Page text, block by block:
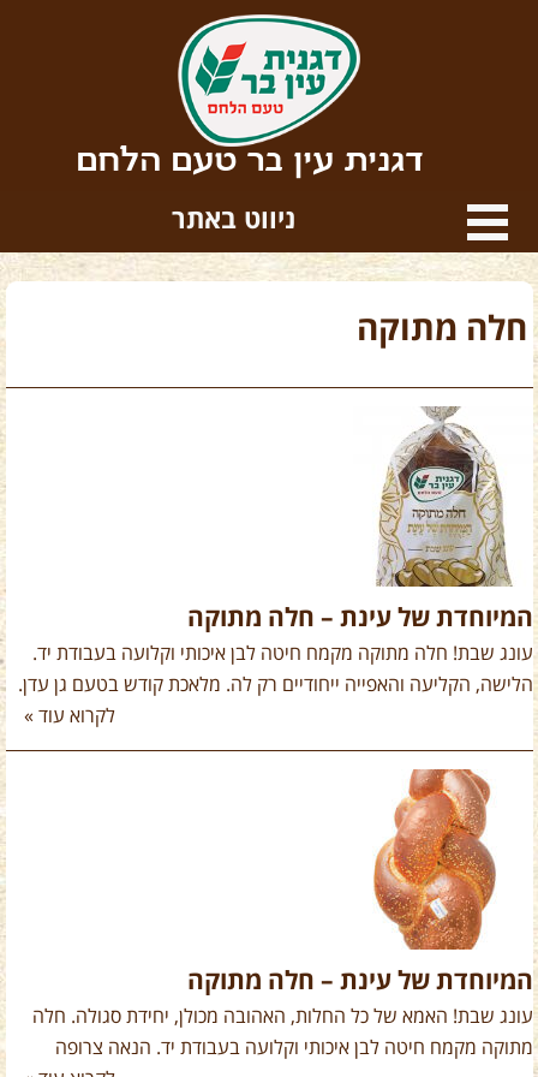
דגנית עין בר טעם הלחם
ניווט באתר
חלה מתוקה
המיוחדת של עינת – חלה מתוקה
עונג שבת! חלה מתוקה מקמח חיטה לבן איכותי וקלועה בעבודת יד.
הלישה, הקליעה והאפייה ייחודיים רק לה. מלאכת קודש בטעם גן עדן.
לקרוא עוד »
המיוחדת של עינת – חלה מתוקה
עונג שבת! האמא של כל החלות, האהובה מכולן, יחידת סגולה. חלה
מתוקה מקמח חיטה לבן איכותי וקלועה בעבודת יד. הנאה צרופה